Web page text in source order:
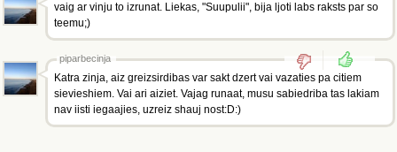
vaig ar vinju to izrunat. Liekas, "Suupulii", bija ljoti labs raksts par so
teemu;)
piparbecinja
Katra zinja, aiz greizsirdibas var sakt dzert vai vazaties pa citiem
sievieshiem. Vai ari aiziet. Vajag runaat, musu sabiedriba tas lakiam
nav iisti iegaajies, uzreiz shauj nost:D:)